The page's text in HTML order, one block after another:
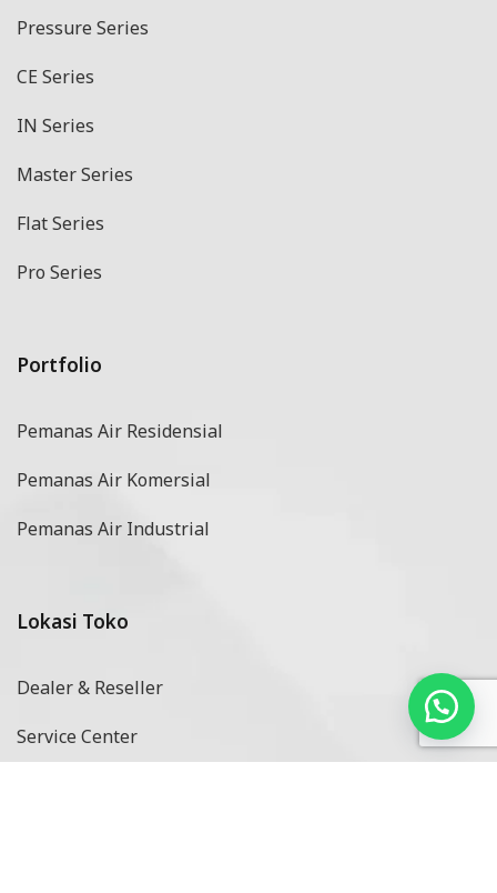
Pressure Series
CE Series
IN Series
Master Series
Flat Series
Pro Series
Portfolio
Pemanas Air Residensial
Pemanas Air Komersial
Pemanas Air Industrial
Lokasi Toko
Dealer & Reseller
Service Center